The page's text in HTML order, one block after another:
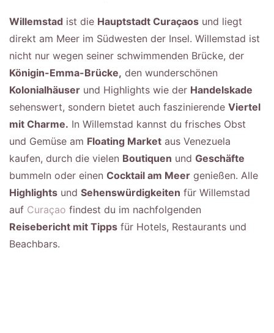
Willemstad ist die Hauptstadt Curaçaos und liegt
direkt am Meer im Südwesten der Insel. Willemstad ist
nicht nur wegen seiner schwimmenden Brücke, der
Königin-Emma-Brücke, den wunderschönen
Kolonialhäuser und Highlights wie der Handelskade
sehenswert, sondern bietet auch faszinierende Viertel
mit Charme. In Willemstad kannst du frisches Obst
und Gemüse am Floating Market aus Venezuela
kaufen, durch die vielen Boutiquen und Geschäfte
bummeln oder einen Cocktail am Meer genießen. Alle
Highlights und Sehenswürdigkeiten für Willemstad
auf Curaçao findest du im nachfolgenden
Reisebericht mit Tipps für Hotels, Restaurants und
Beachbars.